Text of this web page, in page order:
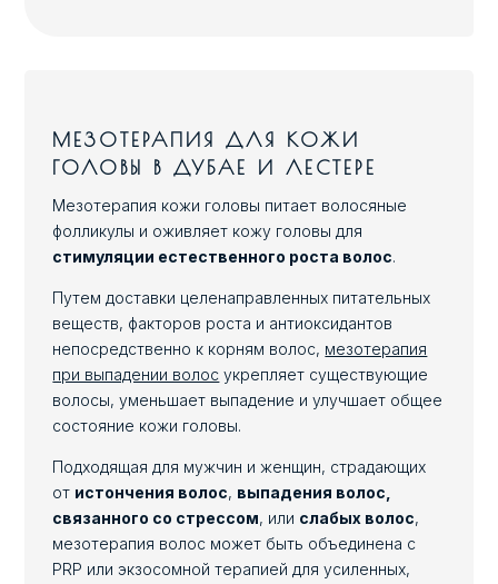
МЕЗОТЕРАПИЯ ДЛЯ КОЖИ
ГОЛОВЫ В ДУБАЕ И ЛЕСТЕРЕ
Мезотерапия кожи головы питает волосяные
фолликулы и оживляет кожу головы для
стимуляции естественного роста волос.
Путем доставки целенаправленных питательных
веществ, факторов роста и антиоксидантов
непосредственно к корням волос, мезотерапия
при выпадении волос укрепляет существующие
волосы, уменьшает выпадение и улучшает общее
состояние кожи головы.
Подходящая для мужчин и женщин, страдающих
от истончения волос, выпадения волос,
связанного со стрессом, или слабых волос,
мезотерапия волос может быть объединена с
PRP или экзосомной терапией для усиленных,